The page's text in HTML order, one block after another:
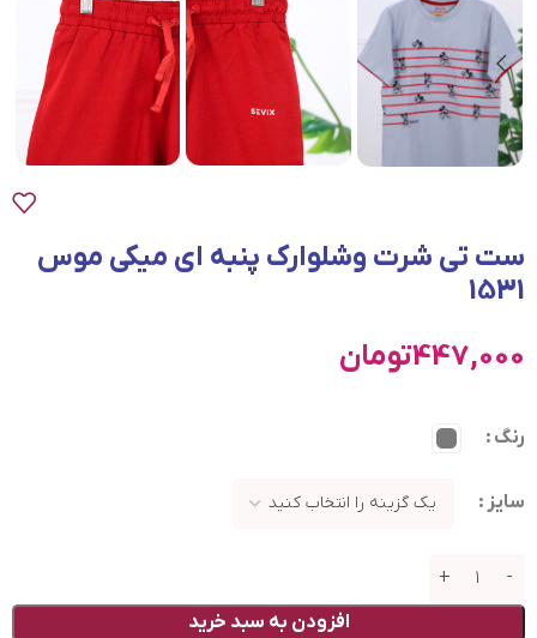
ست تی شرت وشلوارک پنبه ای میکی موس
1531
447,000تومان
رنگ
سایز
افزودن به سبد خرید